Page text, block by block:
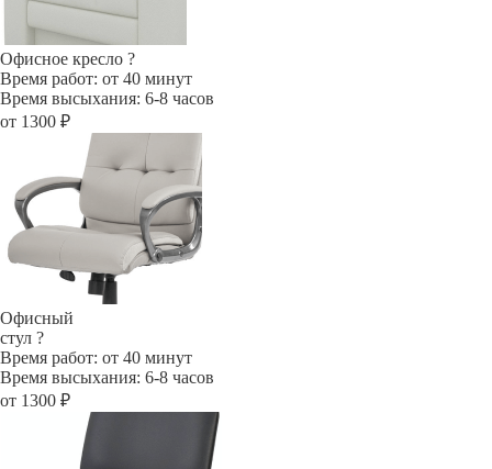
Офисное кресло ?
Время работ: от 40 минут
Время высыхания: 6-8 часов
от 1300 ₽
Офисный
стул ?
Время работ: от 40 минут
Время высыхания: 6-8 часов
от 1300 ₽